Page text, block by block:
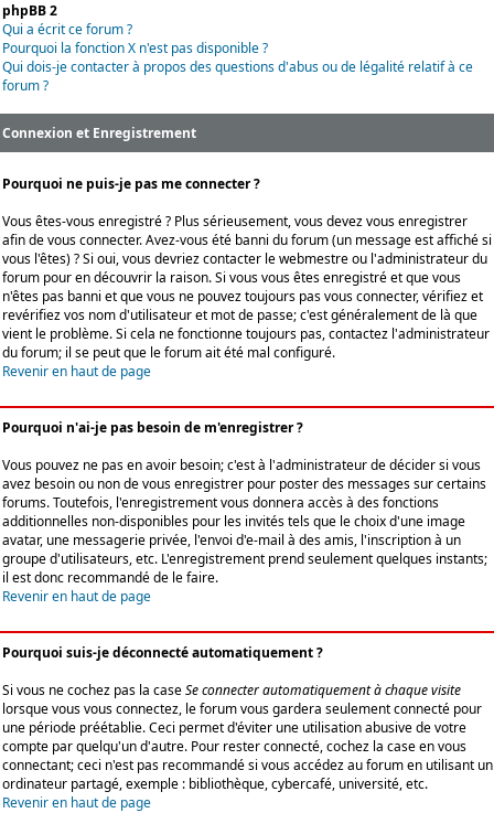
phpBB 2
Qui a écrit ce forum ?
Pourquoi la fonction X n'est pas disponible ?
Qui dois-je contacter à propos des questions d'abus ou de légalité relatif à ce
forum ?
Connexion et Enregistrement
Pourquoi ne puis-je pas me connecter ?
Vous êtes-vous enregistré ? Plus sérieusement, vous devez vous enregistrer
afin de vous connecter. Avez-vous été banni du forum (un message est affiché si
vous l'êtes) ? Si oui, vous devriez contacter le webmestre ou l'administrateur du
forum pour en découvrir la raison. Si vous vous êtes enregistré et que vous
n'êtes pas banni et que vous ne pouvez toujours pas vous connecter, vérifiez et
revérifiez vos nom d'utilisateur et mot de passe; c'est généralement de là que
vient le problème. Si cela ne fonctionne toujours pas, contactez l'administrateur
du forum; il se peut que le forum ait été mal configuré.
Revenir en haut de page
Pourquoi n'ai-je pas besoin de m'enregistrer ?
Vous pouvez ne pas en avoir besoin; c'est à l'administrateur de décider si vous
avez besoin ou non de vous enregistrer pour poster des messages sur certains
forums. Toutefois, l'enregistrement vous donnera accès à des fonctions
additionnelles non-disponibles pour les invités tels que le choix d'une image
avatar, une messagerie privée, l'envoi d'e-mail à des amis, l'inscription à un
groupe d'utilisateurs, etc. L'enregistrement prend seulement quelques instants;
il est donc recommandé de le faire.
Revenir en haut de page
Pourquoi suis-je déconnecté automatiquement ?
Si vous ne cochez pas la caseSe connecter automatiquement à chaque visite
lorsque vous vous connectez, le forum vous gardera seulement connecté pour
une période préétablie. Ceci permet d'éviter une utilisation abusive de votre
compte par quelqu'un d'autre. Pour rester connecté, cochez la case en vous
connectant; ceci n'est pas recommandé si vous accédez au forum en utilisant un
ordinateur partagé, exemple : bibliothèque, cybercafé, université, etc.
Revenir en haut de page